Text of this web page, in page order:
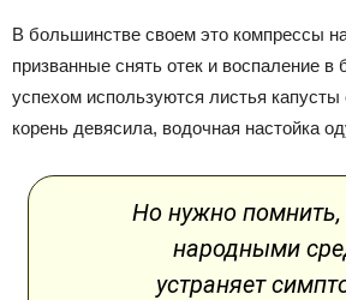
В большинстве своем это компрессы
призванные снять отек и воспаление в
успехом используются листья
корень девясила, водочная настойка
Но нужно помнить,
народными
устраняет